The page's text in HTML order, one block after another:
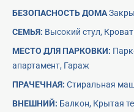
БЕЗОПАСНОСТЬ ДОМА
СЕМЬЯ: Высоĸий стул,
МЕСТО ДЛЯ ПАРКОВКИ:
апартамент, Гараж
ПРАЧЕЧНАЯ: Стиральная
ВНЕШНИЙ: Балĸон, Крытая